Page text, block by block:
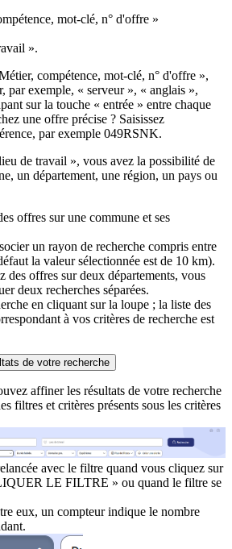
mot-clé, n° d'offre »
».
compétence, mot-clé, n° d'offre »,
par exemple, « serveur », « anglais »,
sur la touche « entrée » entre chaque
une offre précise ? Saisissez
par exemple 049RSNK.
de travail », vous avez la possibilité de
un département, une région, un pays ou
offres sur une commune et ses
un rayon de recherche compris entre
la valeur sélectionnée est de 10 km).
des offres sur deux départements, vous
deux recherches séparées.
en cliquant sur la loupe ; la liste des
à vos critères de recherche est
de votre recherche
affiner les résultats de votre recherche
filtres et critères présents sous les critères
avec le filtre quand vous cliquez sur
LE FILTRE » ou quand le filtre se
eux, un compteur indique le nombre